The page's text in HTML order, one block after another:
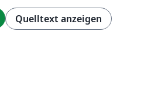
Quelltext anzeigen